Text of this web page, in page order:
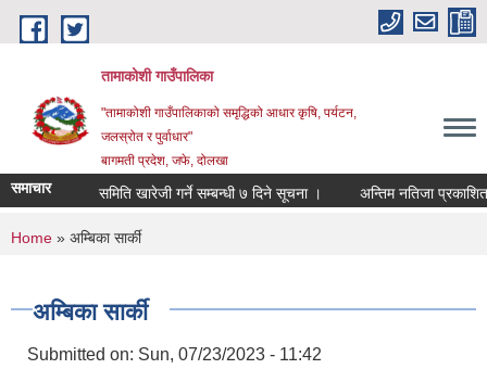
Skip to main content
तामाकोशी गाउँपालिका
"तामाकोशी गाउँपालिकाको समृद्धिको आधार कृषि, पर्यटन,
जलस्रोत र पुर्वाधार"
बागमती प्रदेश, जफे, दोलखा
समाचार समिति खारेजी गर्ने सम्बन्धी ७ दिने सूचना । अन्तिम नतिजा प्रकाशित
You are here
Home » अम्बिका सार्की
अम्बिका सार्की
Submitted on: Sun, 07/23/2023 - 11:42